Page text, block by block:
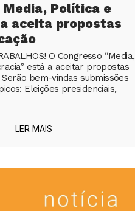
Media, Política e
aceita propostas
O Congresso “Media,
está a aceitar propostas
bem-vindas submissões
Eleições presidenciais,
LER MAIS